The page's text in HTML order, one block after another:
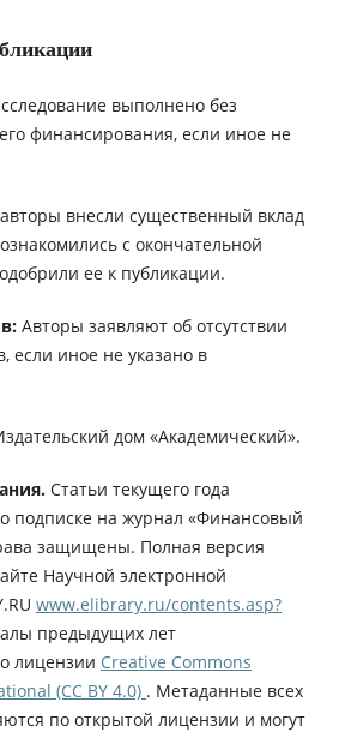
выполнено без
финансирования, если иное не
внесли существенный вклад
с окончательной
ее к публикации.
Авторы заявляют об отсутствии
если иное не указано в
дом «Академический».
Статьи текущего года
подписке на журнал «Финансовый
защищены. Полная версия
Научной электронной
www.elibrary.ru/contents.asp?
предыдущих лет
лицензии Creative Commons
(CC BY 4.0) . Метаданные всех
по открытой лицензии и могут